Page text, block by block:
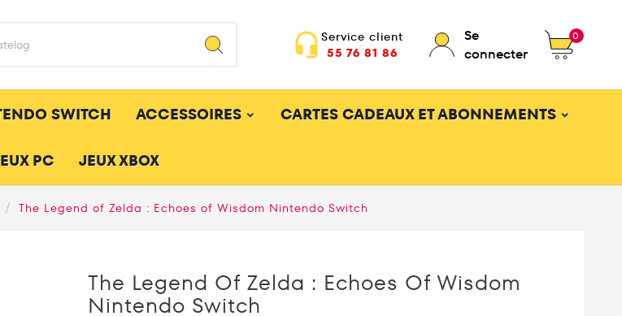
headset_mic Service client
55 76 81 86
Se
connecter
0
SWITCH ACCESSOIRES CARTES CADEAUX ET ABONNEMENTS
PC JEUX XBOX
The Legend of Zelda : Echoes of Wisdom Nintendo Switch
The Legend Of Zelda : Echoes Of Wisdom
Nintendo Switch